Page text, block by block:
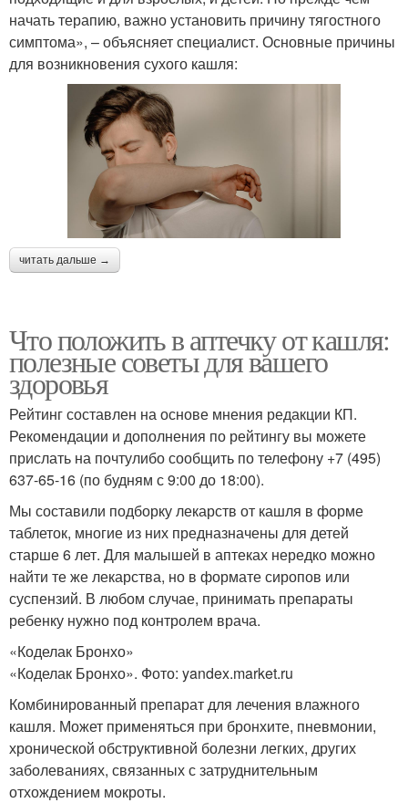
начать терапию, важно установить причину тягостного
симптома», – объясняет специалист. Основные причины
для возникновения сухого кашля:
читать дальше →
Что положить в аптечку от кашля:
полезные советы для вашего
здоровья
Рейтинг составлен на основе мнения редакции КП.
Рекомендации и дополнения по рейтингу вы можете
прислать на почтулибо сообщить по телефону +7 (495)
637-65-16 (по будням с 9:00 до 18:00).
Мы составили подборку лекарств от кашля в форме
таблеток, многие из них предназначены для детей
старше 6 лет. Для малышей в аптеках нередко можно
найти те же лекарства, но в формате сиропов или
суспензий. В любом случае, принимать препараты
ребенку нужно под контролем врача.
«Коделак Бронхо»
«Коделак Бронхо». Фото: yandex.market.ru
Комбинированный препарат для лечения влажного
кашля. Может применяться при бронхите, пневмонии,
хронической обструктивной болезни легких, других
заболеваниях, связанных с затруднительным
отхождением мокроты.